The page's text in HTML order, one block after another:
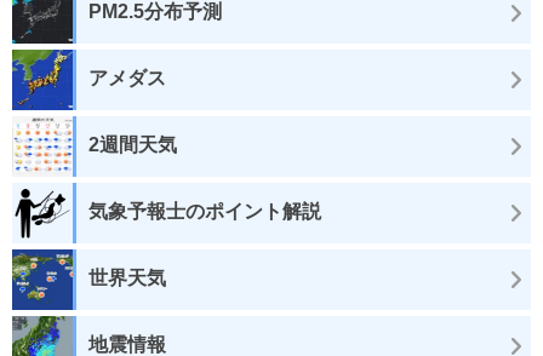
PM2.5分布予測
アメダス
2週間天気
気象予報士のポイント解説
世界天気
地震情報